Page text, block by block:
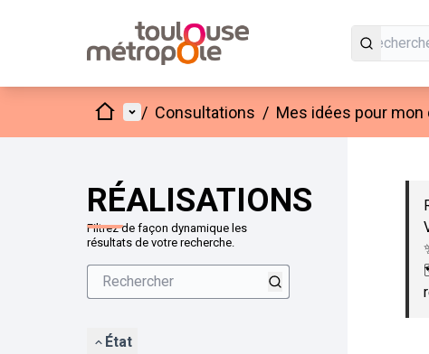
AccueilMenu principal
/ Consultations / Mes idées pour mon
RÉALISATIONS
Filtrez de façon dynamique les
résultats de votre recherche.
État
Passer la